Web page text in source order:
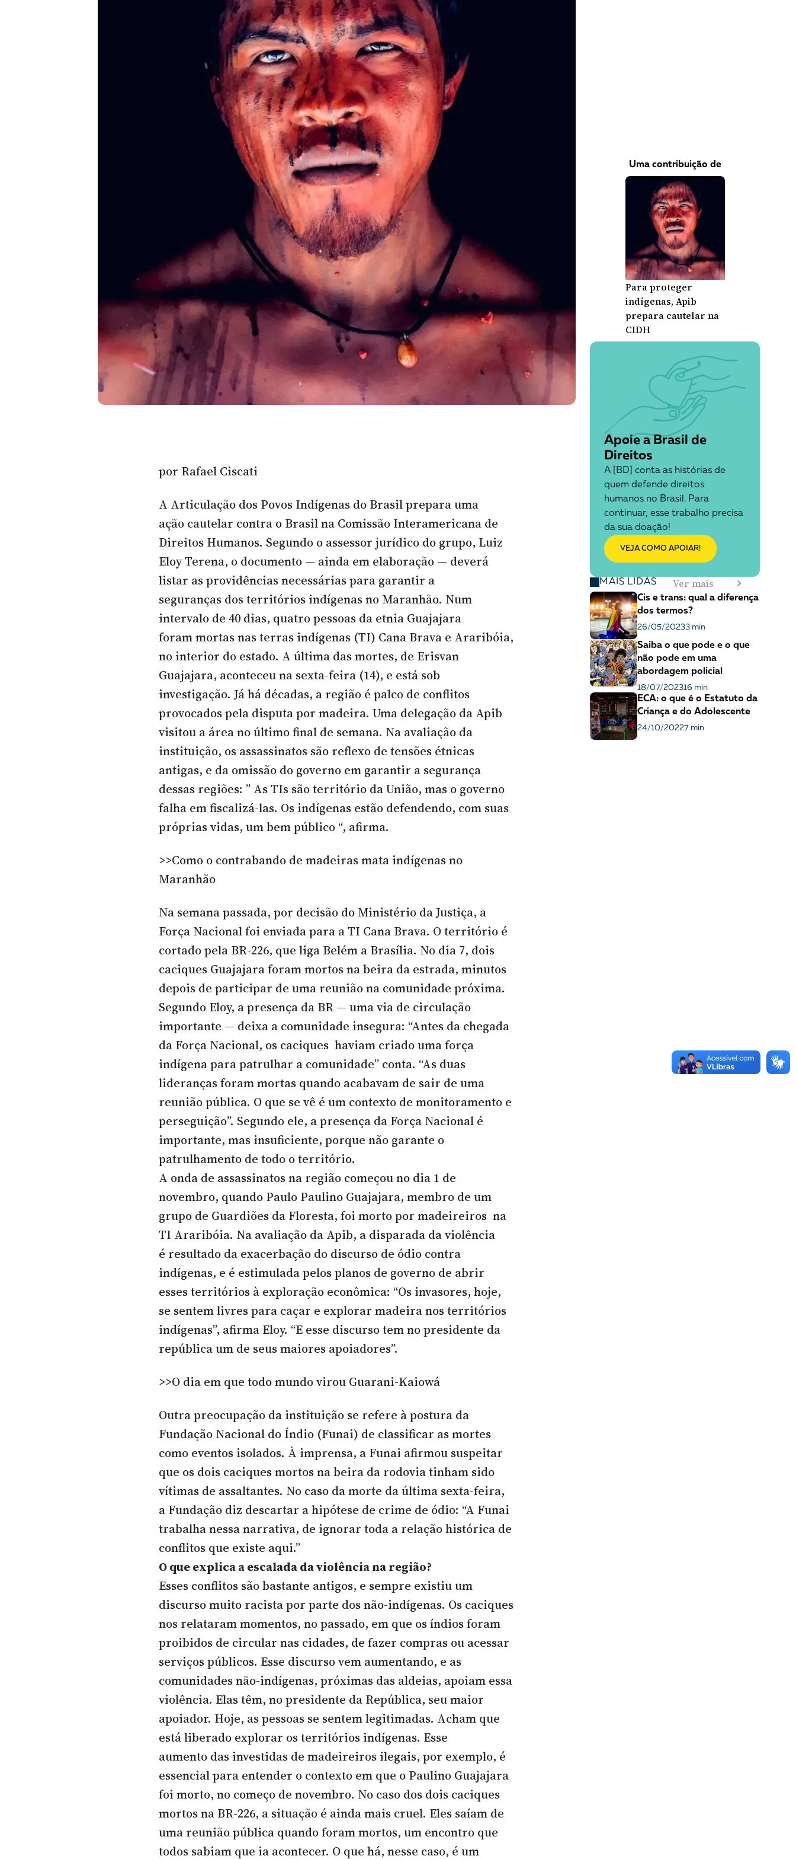
Liberdade de expressão Tráfico de pessoas e trabalho escravo
por Rafael Ciscati
A Articulação dos Povos Indígenas do Brasilprepara uma
ação cautelar contra o Brasil na Comissão Interamericana de
Direitos Humanos. Segundo o assessor jurídico do grupo, Luiz
Eloy Terena, o documento — ainda em elaboração — deverá
listar as providências necessárias para garantir a
seguranças dos territórios indígenas no Maranhão. Num
intervalo de 40 dias, quatro pessoas da etnia Guajajara
foram mortas nas terras indígenas (TI) Cana Brava e Araribóia,
no interior do estado. A última das mortes, de Erisvan
Guajajara, aconteceu na sexta-feira (14), e está sob
investigação. Já há décadas, a região é palco de conflitos
provocados pela disputa por madeira. Uma delegação da Apib
visitou a área no último final de semana. Na avaliação da
instituição, os assassinatos são reflexo de tensões étnicas
antigas, e da omissão do governo em garantir a segurança
dessas regiões: ” As TIs são território da União, mas o governo
falha em fiscalizá-las. Os indígenas estão defendendo, com suas
próprias vidas, um bem público “, afirma.
>>Como o contrabando de madeiras mata indígenas no
Maranhão
Na semana passada, por decisão do Ministério da Justiça, a
Força Nacional foi enviada para a TI Cana Brava. O território é
cortado pela BR-226, que liga Belém a Brasília. No dia 7, dois
caciques Guajajara foram mortos na beira da estrada, minutos
depois de participar de uma reunião na comunidade próxima.
Segundo Eloy, a presença da BR — uma via de circulação
importante — deixa a comunidade insegura: “Antes da chegada
da Força Nacional, os caciques haviam criado uma força
indígena para patrulhar a comunidade” conta. “As duas
lideranças foram mortas quando acabavam de sair de uma
reunião pública. O que se vê é um contexto de monitoramento e
perseguição”. Segundo ele, a presença da Força Nacional é
importante, mas insuficiente, porque não garante o
patrulhamento de todo o território.
A onda de assassinatos na região começou no dia 1 de
novembro, quando Paulo Paulino Guajajara, membro de um
grupo de Guardiões da Floresta, foi morto por madeireiros na
TI Araribóia. Na avaliação da Apib, a disparada da violência
é resultado da exacerbação do discurso de ódio contra
indígenas, e é estimulada pelos planos de governo de abrir
esses territórios à exploração econômica: “Os invasores, hoje,
se sentem livres para caçar e explorar madeira nos territórios
indígenas”, afirma Eloy. “E esse discurso tem no presidente da
república um de seus maiores apoiadores”.
>>O dia em que todo mundo virou Guarani-Kaiowá
Outra preocupação da instituição se refere à postura da
Fundação Nacional do Índio (Funai) de classificar as mortes
como eventos isolados. À imprensa, a Funai afirmou suspeitar
que os dois caciques mortos na beira da rodovia tinham sido
vítimas de assaltantes. No caso da morte da última sexta-feira,
a Fundação diz descartar a hipótese de crime de ódio: “A Funai
trabalha nessa narrativa, de ignorar toda a relação histórica de
conflitos que existe aqui.”
O que explica a escalada da violência na região?
Esses conflitos são bastante antigos, e sempre existiu um
discurso muito racista por parte dos não-indígenas. Os caciques
nos relataram momentos, no passado, em que os índios foram
proibidos de circular nas cidades, de fazer compras ou acessar
serviços públicos. Esse discurso vem aumentando, e as
comunidades não-indígenas, próximas das aldeias, apoiam essa
violência. Elas têm, no presidente da República, seu maior
apoiador. Hoje, as pessoas se sentem legitimadas. Acham que
está liberado explorar os territórios indígenas. Esse
aumento das investidas de madeireiros ilegais, por exemplo, é
essencial para entender o contexto em que o Paulino Guajajara
foi morto, no começo de novembro. No caso dos dois caciques
mortos na BR-226, a situação é ainda mais cruel. Eles saíam de
uma reunião pública quando foram mortos, um encontro que
todos sabiam que ia acontecer. O que há, nesse caso, é um
Uma contribuição de
Para proteger
indígenas, Apib
prepara cautelar na
CIDH
Apoie a Brasil de
Direitos
A [BD] conta as histórias de
quem defende direitos
humanos no Brasil. Para
continuar, esse trabalho precisa
da sua doação!
VEJA COMO APOIAR!
MAIS LIDAS Ver mais
Cis e trans: qual a diferença
dos termos?
26/05/20233 min
Saiba o que pode e o que
não pode em uma
abordagem policial
18/07/202316 min
ECA: o que é o Estatuto da
Criança e do Adolescente
24/10/20227 min